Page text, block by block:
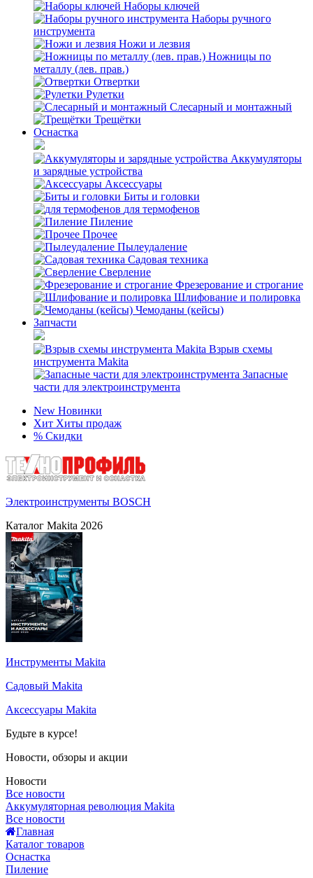
Наборы ключей
Наборы ручного
инструмента
Ножи и лезвия
Ножницы по
металлу (лев. прав.)
Отвертки
Рулетки
Слесарный и монтажный
Трещётки
Оснастка
Аккумуляторы
и зарядные устройства
Аксессуары
Биты и головки
для термофенов
Пиление
Прочее
Пылеудаление
Садовая техника
Сверление
Фрезерование и строгание
Шлифование и полировка
Чемоданы (кейсы)
Запчасти
Взрыв схемы
инструмента Makita
Запасные
части для электроинструмента
New Новинки
Хит Хиты продаж
% Скидки
Электроинструменты BOSCH
Каталог Makita 2026
Инструменты Makita
Садовый Makita
Аксессуары Makita
Будьте в курсе!
Новости, обзоры и акции
Новости
Все новости
Аккумуляторная революция Makita
Все новости
Главная
Каталог товаров
Оснастка
Пиление